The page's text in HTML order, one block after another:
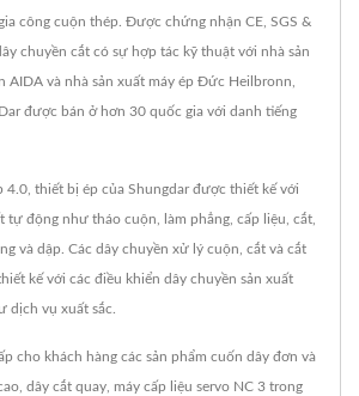
công cuộn thép. Được chứng nhận CE, SGS &
chuyền cắt có sự hợp tác kỹ thuật với nhà sản
AIDA và nhà sản xuất máy ép Đức Heilbronn,
được bán ở hơn 30 quốc gia với danh tiếng
4.0, thiết bị ép của Shungdar được thiết kế với
tự động như tháo cuộn, làm phẳng, cấp liệu, cắt,
và dập. Các dây chuyền xử lý cuộn, cắt và cắt
kế với các điều khiển dây chuyền sản xuất
dịch vụ xuất sắc.
cho khách hàng các sản phẩm cuốn dây đơn và
dây cắt quay, máy cấp liệu servo NC 3 trong